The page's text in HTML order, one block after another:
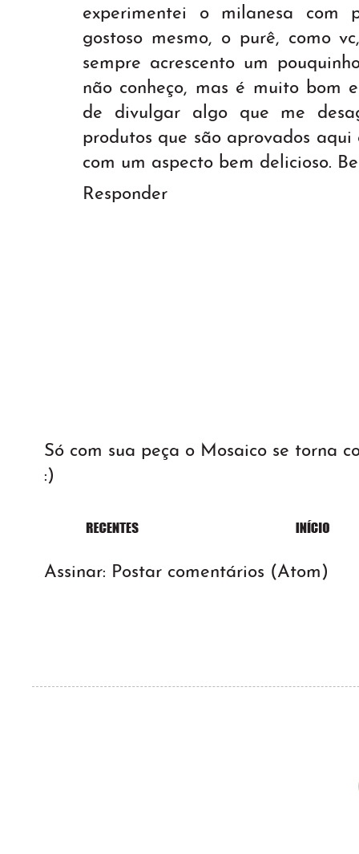
experimentei o milanesa
gostoso mesmo, o purê, como
sempre acrescento um
não conheço, mas é muito bom
de divulgar algo que me
produtos que são aprovados aqui
com um aspecto bem delicioso.
Responder
Só com sua peça o Mosaico se torna
:)
Assinar: Postar comentários (Atom)